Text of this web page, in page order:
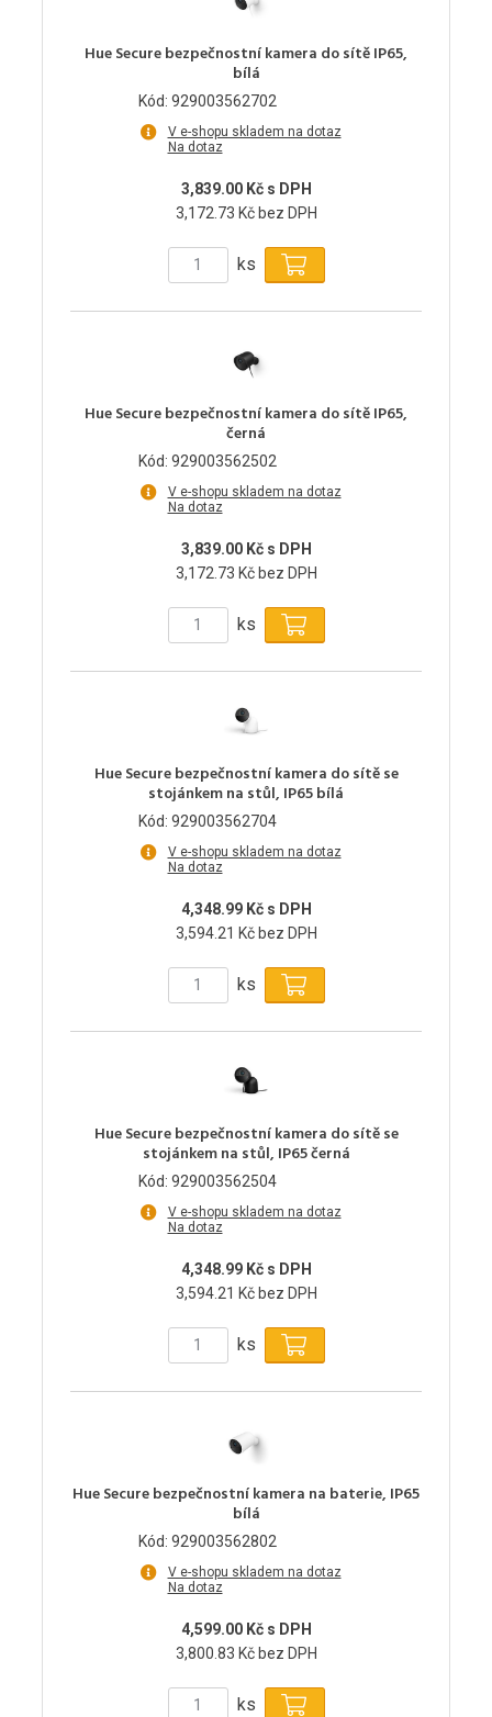
Hue Secure bezpečnostní kamera do sítě IP65,
bílá
Kód: 929003562702
V e-shopu skladem na dotaz
Na dotaz
3,839.00 Kč s DPH
3,172.73 Kč bez DPH
ks
Hue Secure bezpečnostní kamera do sítě IP65,
černá
Kód: 929003562502
V e-shopu skladem na dotaz
Na dotaz
3,839.00 Kč s DPH
3,172.73 Kč bez DPH
ks
Hue Secure bezpečnostní kamera do sítě se
stojánkem na stůl, IP65 bílá
Kód: 929003562704
V e-shopu skladem na dotaz
Na dotaz
4,348.99 Kč s DPH
3,594.21 Kč bez DPH
ks
Hue Secure bezpečnostní kamera do sítě se
stojánkem na stůl, IP65 černá
Kód: 929003562504
V e-shopu skladem na dotaz
Na dotaz
4,348.99 Kč s DPH
3,594.21 Kč bez DPH
ks
Hue Secure bezpečnostní kamera na baterie, IP65
bílá
Kód: 929003562802
V e-shopu skladem na dotaz
Na dotaz
4,599.00 Kč s DPH
3,800.83 Kč bez DPH
ks